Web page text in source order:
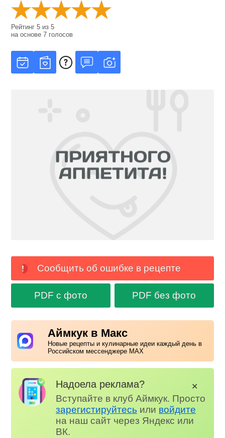
Рейтинг5 из5
на основе7 голосов
Сообщить об ошибке в рецепте
PDF с фото PDF без фото
Аймкук в Макс
Новые рецепты и кулинарные идеи каждый день в
Российском мессенджере MAX
Надоела реклама?
Вступайте в клуб Аймкук. Просто
зарегистируйтесь или войдите
на наш сайт через Яндекс или
ВК.
✕